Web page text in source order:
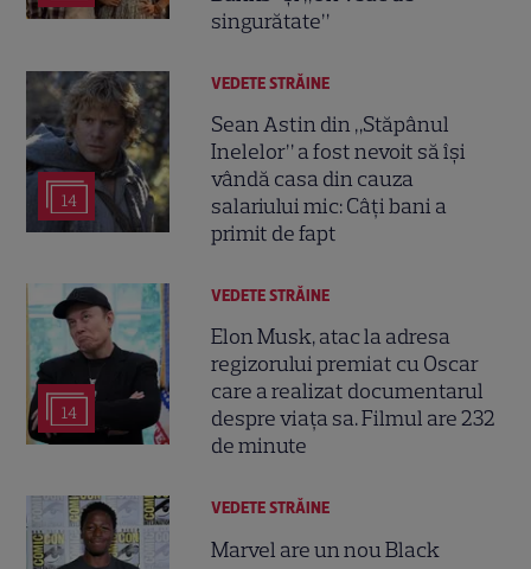
singurătate”
14
VEDETE STRĂINE
Sean Astin din „Stăpânul
Inelelor” a fost nevoit să își
vândă casa din cauza
salariului mic: Câți bani a
primit de fapt
14
VEDETE STRĂINE
Elon Musk, atac la adresa
regizorului premiat cu Oscar
care a realizat documentarul
despre viața sa. Filmul are 232
de minute
VEDETE STRĂINE
Marvel are un nou Black